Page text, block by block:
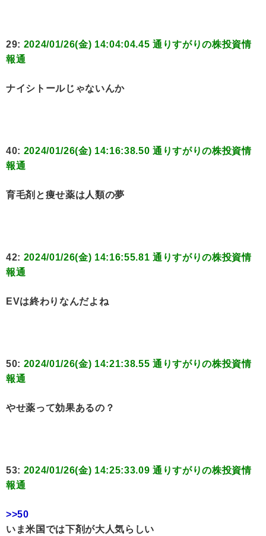
29: 2024/01/26(金) 14:04:04.45 通りすがりの株投資情
報通
ナイシトールじゃないんか
40: 2024/01/26(金) 14:16:38.50 通りすがりの株投資情
報通
育毛剤と痩せ薬は人類の夢
42: 2024/01/26(金) 14:16:55.81 通りすがりの株投資情
報通
EVは終わりなんだよね
50: 2024/01/26(金) 14:21:38.55 通りすがりの株投資情
報通
やせ薬って効果あるの？
53: 2024/01/26(金) 14:25:33.09 通りすがりの株投資情
報通
>>50
いま米国では下剤が大人気らしい